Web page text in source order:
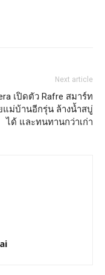
Next article
เปิดตัว Rafre สมาร์ท
แม่บ้านอีกรุ่น ล้างน้ำสบู่
ได้ และทนทานกว่าเก่า